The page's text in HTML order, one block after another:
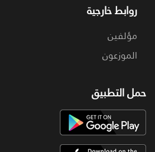
روابط خارجية
مؤلفين
الموزعون
حمل التطبيق